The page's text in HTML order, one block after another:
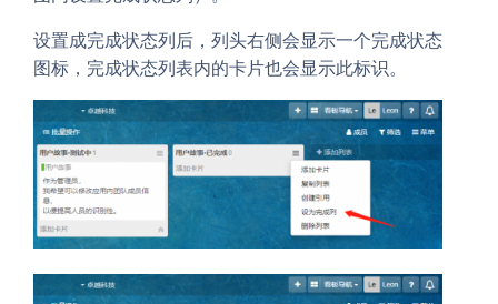
设置成完成状态列后，列头右侧会显示一个完成状态
图标，完成状态列表内的卡片也会显示此标识。